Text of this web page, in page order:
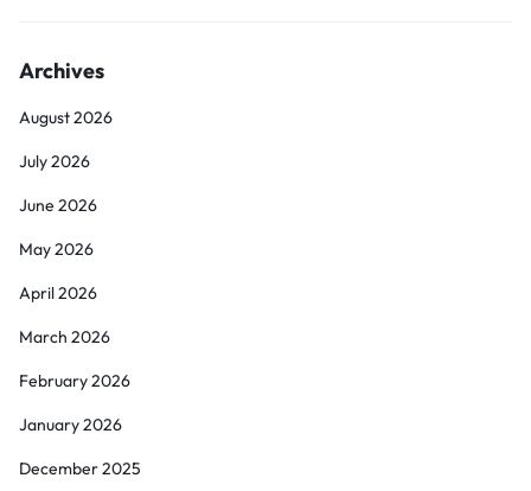
Archives
August 2026
July 2026
June 2026
May 2026
April 2026
March 2026
February 2026
January 2026
December 2025